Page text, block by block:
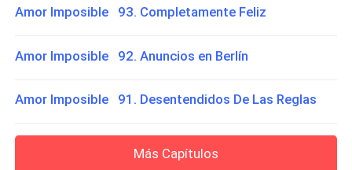
Amor Imposible 93. Completamente Feliz
Amor Imposible 92. Anuncios en Berlín
Amor Imposible 91. Desentendidos De Las Reglas
Más Capítulos